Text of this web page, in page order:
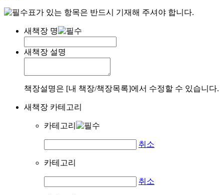
표가 있는 항목은 반드시 기재해 주셔야 합니다.
새책장 명
새책장 설명
책장설명은 [내 책장/책장목록]에서 수정할 수 있습니다.
새책장 카테고리
카테고리
취소
카테고리
취소